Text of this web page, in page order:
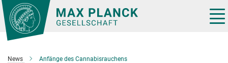
Hauptinhalt
News Anfänge des Cannabisrauchens